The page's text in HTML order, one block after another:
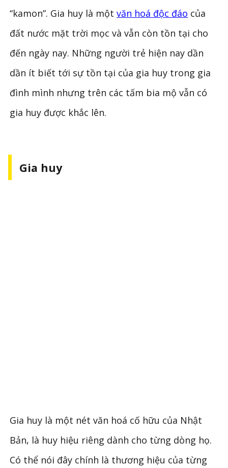
“kamon”. Gia huy là mộtvăn hoá độc đáo của
đất nước mặt trời mọc và vẫn còn tồn tại cho
đến ngày nay. Những người trẻ hiện nay dần
dần ít biết tới sự tồn tại của gia huy trong gia
đình mình nhưng trên các tấm bia mộ vẫn có
gia huy được khắc lên.
Gia huy
Gia huy là một nét văn hoá cố hữu của Nhật
Bản, là huy hiệu riêng dành cho từng dòng họ.
Có thể nói đây chính là thương hiệu của từng